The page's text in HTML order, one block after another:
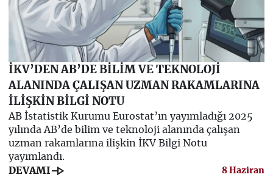
İKV’DEN AB’DE BİLİM VE TEKNOLOJİ
ALANINDA ÇALIŞAN UZMAN RAKAMLARINA
İLİŞKİN BİLGİ NOTU
AB İstatistik Kurumu Eurostat’ın yayımladığı 2025
yılında AB’de bilim ve teknoloji alanında çalışan
uzman rakamlarına ilişkin İKV Bilgi Notu
yayımlandı.
DEVAMI line_end_arrow 8 Haziran